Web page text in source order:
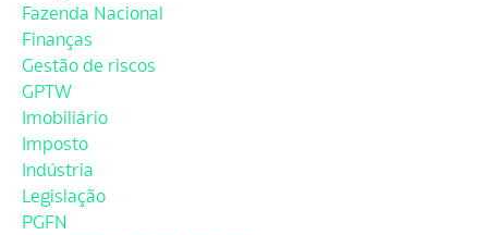
Fazenda Nacional
Finanças
Gestão de riscos
GPTW
Imobiliário
Imposto
Indústria
Legislação
PGFN